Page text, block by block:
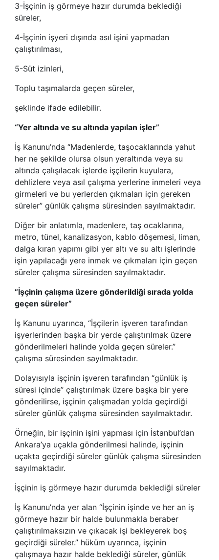
3-İşçinin iş görmeye hazır durumda beklediği
süreler,
4-İşçinin işyeri dışında asıl işini yapmadan
çalıştırılması,
5-Süt izinleri,
Toplu taşımalarda geçen süreler,
şeklinde ifade edilebilir.
“Yer altında ve su altında yapılan işler”
İş Kanunu’nda “Madenlerde, taşocaklarında yahut
her ne şekilde olursa olsun yeraltında veya su
altında çalışılacak işlerde işçilerin kuyulara,
dehlizlere veya asıl çalışma yerlerine inmeleri veya
girmeleri ve bu yerlerden çıkmaları için gereken
süreler” günlük çalışma süresinden sayılmaktadır.
Diğer bir anlatımla, madenlere, taş ocaklarına,
metro, tünel, kanalizasyon, kablo döşemesi, liman,
dalga kıran yapımı gibi yer altı ve su altı işlerinde
işin yapılacağı yere inmek ve çıkmaları için geçen
süreler çalışma süresinden sayılmaktadır.
“İşçinin çalışma üzere gönderildiği sırada yolda
geçen süreler”
İş Kanunu uyarınca, “İşçilerin işveren tarafından
işyerlerinden başka bir yerde çalıştırılmak üzere
gönderilmeleri halinde yolda geçen süreler.”
çalışma süresinden sayılmaktadır.
Dolayısıyla işçinin işveren tarafından “günlük iş
süresi içinde” çalıştırılmak üzere başka bir yere
gönderilirse, işçinin çalışmadan yolda geçirdiği
süreler günlük çalışma süresinden sayılmaktadır.
Örneğin, bir işçinin işini yapması için İstanbul’dan
Ankara’ya uçakla gönderilmesi halinde, işçinin
uçakta geçirdiği süreler günlük çalışma süresinden
sayılmaktadır.
İşçinin iş görmeye hazır durumda beklediği süreler
İş Kanunu’nda yer alan “İşçinin işinde ve her an iş
görmeye hazır bir halde bulunmakla beraber
çalıştırılmaksızın ve çıkacak işi bekleyerek boş
geçirdiği süreler.” hüküm uyarınca, işçinin
çalışmaya hazır halde beklediği süreler, günlük